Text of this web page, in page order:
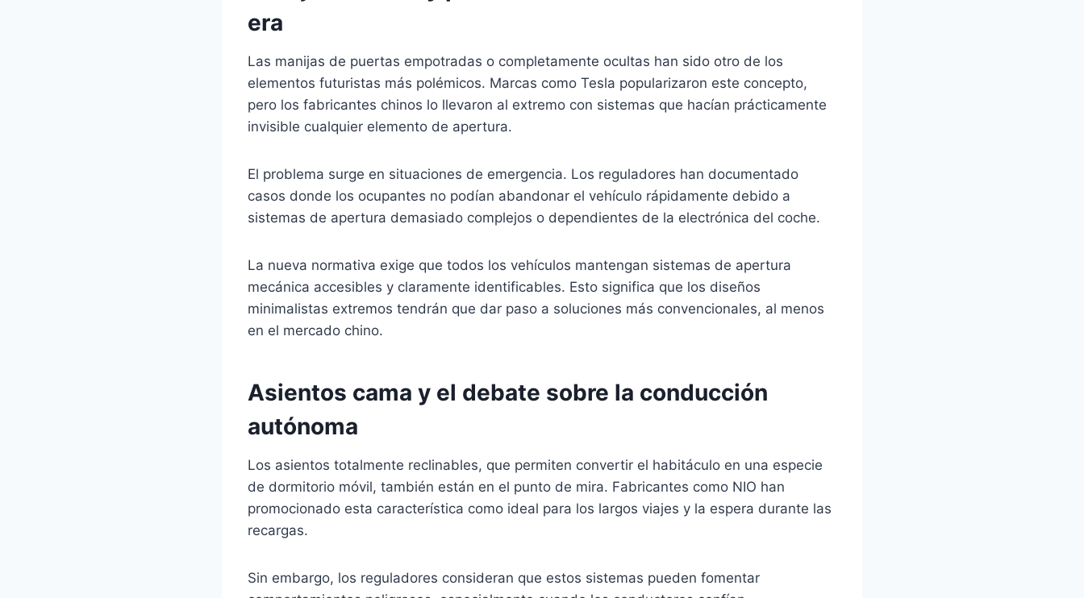
era
Las manijas de puertas empotradas o completamente ocultas han sido otro de los
elementos futuristas más polémicos. Marcas como Tesla popularizaron este concepto,
pero los fabricantes chinos lo llevaron al extremo con sistemas que hacían prácticamente
invisible cualquier elemento de apertura.
El problema surge en situaciones de emergencia. Los reguladores han documentado
casos donde los ocupantes no podían abandonar el vehículo rápidamente debido a
sistemas de apertura demasiado complejos o dependientes de la electrónica del coche.
La nueva normativa exige que todos los vehículos mantengan sistemas de apertura
mecánica accesibles y claramente identificables. Esto significa que los diseños
minimalistas extremos tendrán que dar paso a soluciones más convencionales, al menos
en el mercado chino.
Asientos cama y el debate sobre la conducción
autónoma
Los asientos totalmente reclinables, que permiten convertir el habitáculo en una especie
de dormitorio móvil, también están en el punto de mira. Fabricantes como NIO han
promocionado esta característica como ideal para los largos viajes y la espera durante las
recargas.
Sin embargo, los reguladores consideran que estos sistemas pueden fomentar